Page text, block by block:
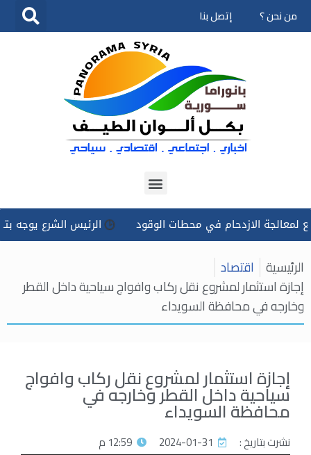
تخطى
من نحن ؟ إتصل بنا
الازدحام في محطات الوقود الرئيس الشرع يوجه بتسخير
الرئيسية اقتصاد
إجازة استثمار لمشروع نقل ركاب وافواج سياحية داخل القطر
وخارجه في محافظة السويداء
إجازة استثمار لمشروع نقل ركاب وافواج
سياحية داخل القطر وخارجه في
محافظة السويداء
نشرت بتاريخ : 2024-01-31 12:59 م